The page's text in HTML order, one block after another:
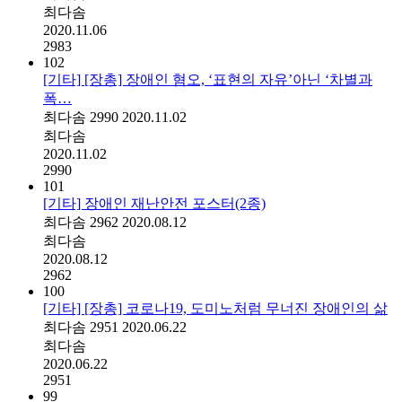
최다솜
2020.11.06
2983
102
[기타] [장총] 장애인 혐오, ‘표현의 자유’아닌 ‘차별과
폭…
최다솜 2990 2020.11.02
최다솜
2020.11.02
2990
101
[기타] 장애인 재난안전 포스터(2종)
최다솜 2962 2020.08.12
최다솜
2020.08.12
2962
100
[기타] [장총] 코로나19, 도미노처럼 무너진 장애인의 삶
최다솜 2951 2020.06.22
최다솜
2020.06.22
2951
99